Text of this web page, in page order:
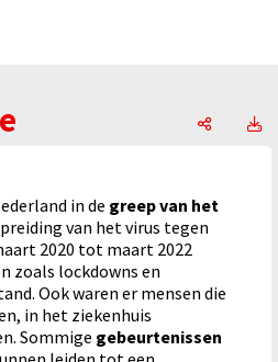
in de greep van het
van het virus tegen
2020 tot maart 2022
zoals lockdowns en
Ook waren er mensen die
in het ziekenhuis
Sommige gebeurtenissen